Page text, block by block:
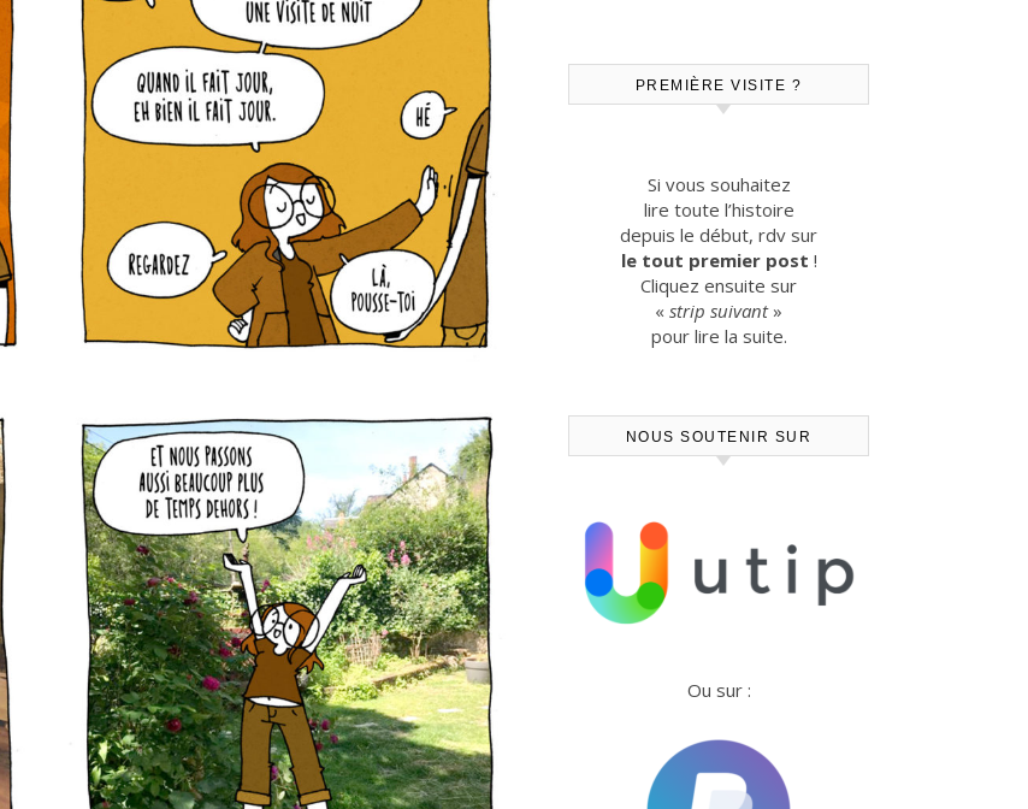
PREMIÈRE VISITE ?
Si vous souhaitez
lire toute l’histoire
depuis le début, rdv sur
le tout premier post !
Cliquez ensuite sur
« strip suivant»
pour lire la suite.
NOUS SOUTENIR SUR
Ou sur :